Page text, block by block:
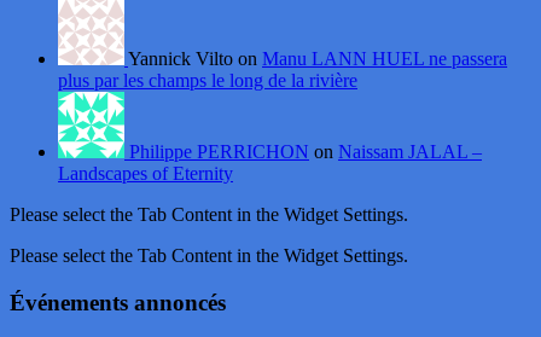
Yannick Vilto on Manu LANN HUEL ne passera
plus par les champs le long de la rivière
Philippe PERRICHON on Naissam JALAL –
Landscapes of Eternity
Please select the Tab Content in the Widget Settings.
Please select the Tab Content in the Widget Settings.
Événements annoncés